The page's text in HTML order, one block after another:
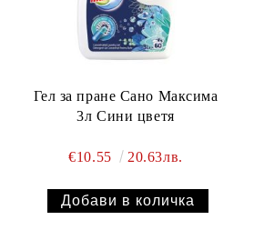
Гел за пране Сано Максима
3л Сини цветя
€10.55 20.63лв.